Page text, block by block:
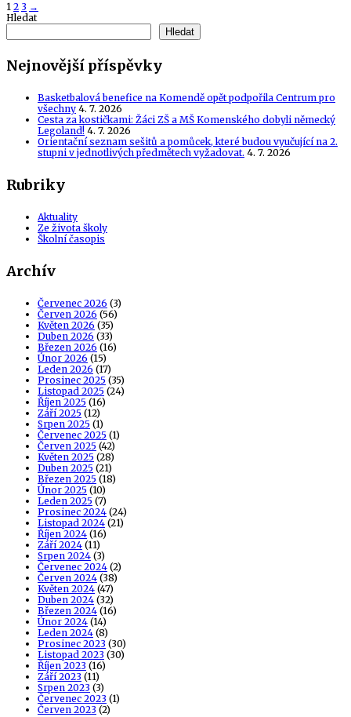
Posts
navigation
1 2 3 →
Hledat
Hledat
Nejnovější příspěvky
Basketbalová benefice na Komendě opět podpořila Centrum pro
všechny 4. 7. 2026
Cesta za kostičkami: Žáci ZŠ a MŠ Komenského dobyli německý
Legoland! 4. 7. 2026
Orientační seznam sešitů a pomůcek, které budou vyučující na 2.
stupni v jednotlivých předmětech vyžadovat. 4. 7. 2026
Rubriky
Aktuality
Ze života školy
Školní časopis
Archív
Červenec 2026 (3)
Červen 2026 (56)
Květen 2026 (35)
Duben 2026 (33)
Březen 2026 (16)
Únor 2026 (15)
Leden 2026 (17)
Prosinec 2025 (35)
Listopad 2025 (24)
Říjen 2025 (16)
Září 2025 (12)
Srpen 2025 (1)
Červenec 2025 (1)
Červen 2025 (42)
Květen 2025 (28)
Duben 2025 (21)
Březen 2025 (18)
Únor 2025 (10)
Leden 2025 (7)
Prosinec 2024 (24)
Listopad 2024 (21)
Říjen 2024 (16)
Září 2024 (11)
Srpen 2024 (3)
Červenec 2024 (2)
Červen 2024 (38)
Květen 2024 (47)
Duben 2024 (32)
Březen 2024 (16)
Únor 2024 (14)
Leden 2024 (8)
Prosinec 2023 (30)
Listopad 2023 (30)
Říjen 2023 (16)
Září 2023 (11)
Srpen 2023 (3)
Červenec 2023 (1)
Červen 2023 (2)